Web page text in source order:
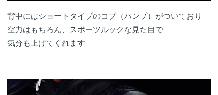
背中にはショートタイプのコブ（ハンプ）がついており
空力はもちろん、スポーツルックな見た目で
気分も上げてくれます